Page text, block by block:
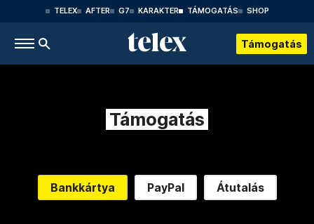
TELEX AFTER G7 KARAKTER TÁMOGATÁS SHOP
Támogatás
Támogatás
Bankkártya PayPal Átutalás